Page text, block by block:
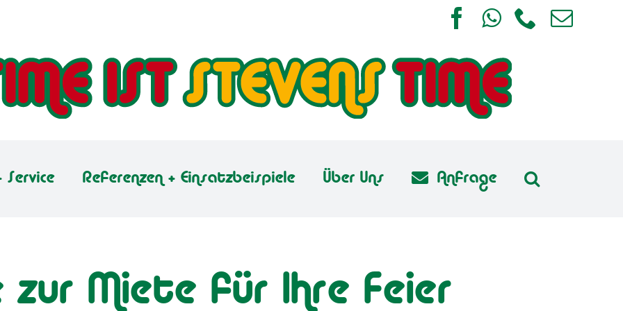
Facebook
WhatsApp
Telefon
E-
Referenzen + Einsatzbeispiele Über Uns Anfrage
Miete für Ihre Feier